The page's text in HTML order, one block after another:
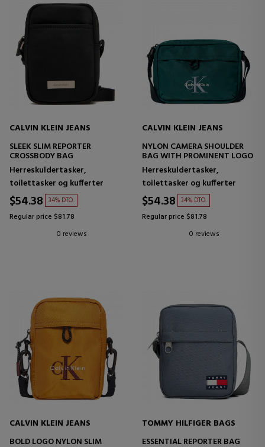
CALVIN KLEIN JEANS
SLEEK SLIM REPORTER
CROSSBODY BAG
Herreskuldertasker,
toilettasker og kufferter
$54.38 34% DTO.
Regular price $81.78
0 reviews
CALVIN KLEIN JEANS
NYLON CAMERA SHOULDER
BAG WITH PROMINENT LOGO
Herreskuldertasker,
toilettasker og kufferter
$54.38 34% DTO.
Regular price $81.78
0 reviews
CALVIN KLEIN JEANS
BOLD LOGO NYLON SLIM
TOMMY HILFIGER BAGS
ESSENTIAL REPORTER BAG